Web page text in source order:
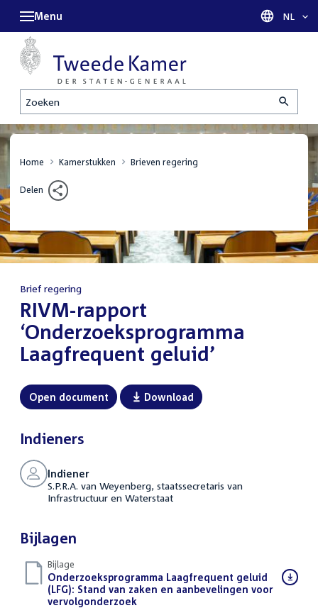
Zoeken
Menu Taal
NL
Home Kamerstukken Brieven regering
Delen
Brief regering
:RIVM-rapport
‘Onderzoeksprogramma
Laagfrequent geluid’
Open document Download
Indieners
Indiener
S.P.R.A. van Weyenberg, staatssecretaris van
Infrastructuur en Waterstaat
Bijlagen
Bijlage
Download
bestand:
Onderzoeksprogramma Laagfrequent geluid
(LFG): Stand van zaken en aanbevelingen voor
vervolgonderzoek